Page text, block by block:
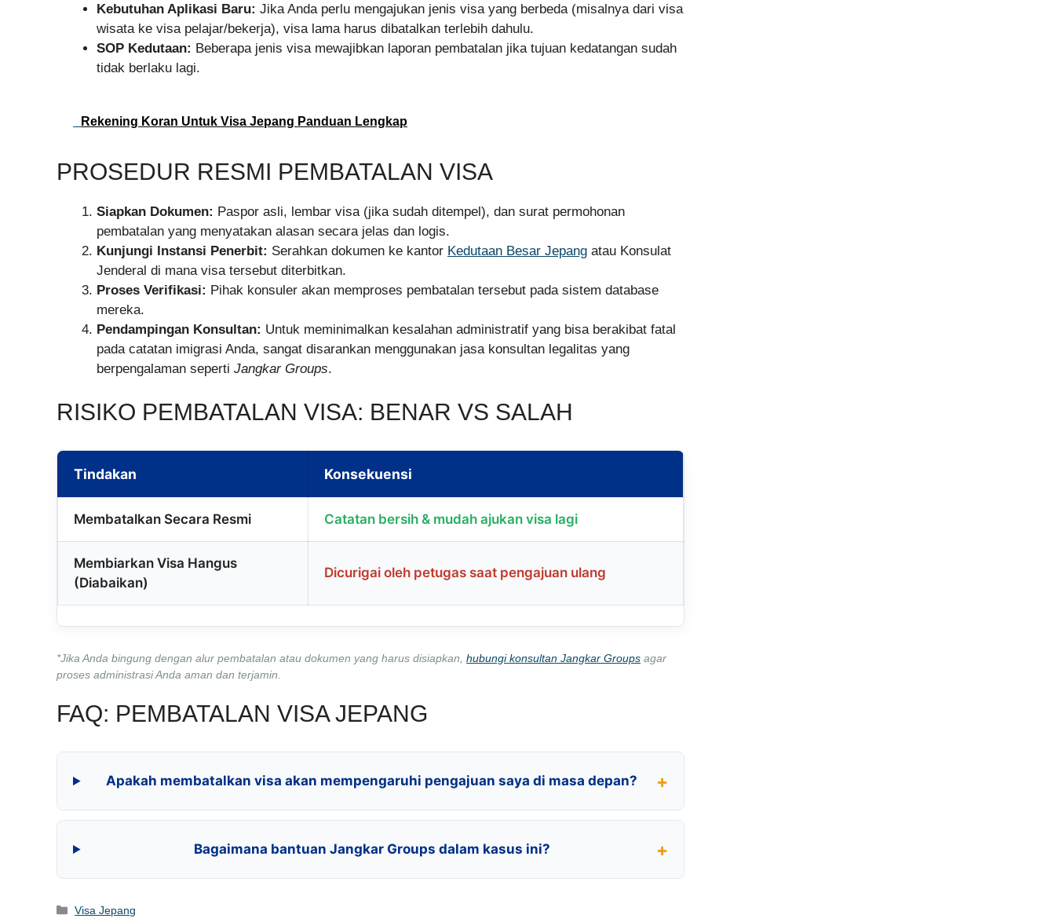
Kebutuhan Aplikasi Baru: Jika Anda perlu mengajukan jenis visa yang berbeda (misalnya dari visa
wisata ke visa pelajar/bekerja), visa lama harus dibatalkan terlebih dahulu.
SOP Kedutaan: Beberapa jenis visa mewajibkan laporan pembatalan jika tujuan kedatangan sudah
tidak berlaku lagi.
Rekening Koran Untuk Visa Jepang Panduan Lengkap
PROSEDUR RESMI PEMBATALAN VISA
Siapkan Dokumen: Paspor asli, lembar visa (jika sudah ditempel), dan surat permohonan
pembatalan yang menyatakan alasan secara jelas dan logis.
Kunjungi Instansi Penerbit: Serahkan dokumen ke kantor Kedutaan Besar Jepang atau Konsulat
Jenderal di mana visa tersebut diterbitkan.
Proses Verifikasi: Pihak konsuler akan memproses pembatalan tersebut pada sistem database
mereka.
Pendampingan Konsultan: Untuk meminimalkan kesalahan administratif yang bisa berakibat fatal
pada catatan imigrasi Anda, sangat disarankan menggunakan jasa konsultan legalitas yang
berpengalaman seperti Jangkar Groups.
RISIKO PEMBATALAN VISA: BENAR VS SALAH
Tindakan Konsekuensi
Membatalkan Secara Resmi Catatan bersih & mudah ajukan visa lagi
Membiarkan Visa Hangus
(Diabaikan)
Dicurigai oleh petugas saat pengajuan ulang
*Jika Anda bingung dengan alur pembatalan atau dokumen yang harus disiapkan, hubungi konsultan Jangkar Groups agar
proses administrasi Anda aman dan terjamin.
FAQ: PEMBATALAN VISA JEPANG
Apakah membatalkan visa akan mempengaruhi pengajuan saya di masa depan?
Bagaimana bantuan Jangkar Groups dalam kasus ini?
Kategori
Visa Jepang